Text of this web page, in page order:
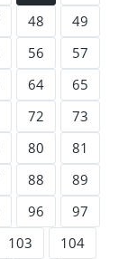
48
49
56
57
64
65
72
73
80
81
88
89
96
97
103
104